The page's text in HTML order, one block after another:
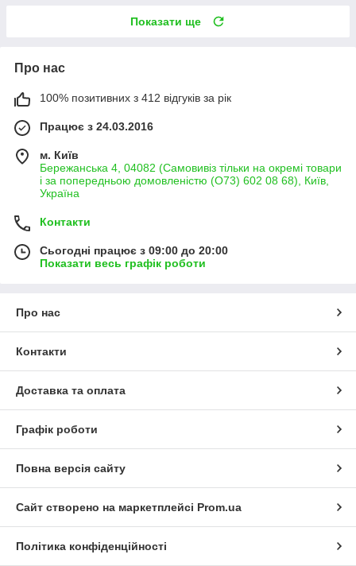
Показати ще
Про нас
100% позитивних з 412 відгуків за рік
Працює з 24.03.2016
м. Київ
Бережанська 4, 04082 (Самовивіз тільки на окремі товари
і за попередньою домовленістю (О73) 602 08 68), Київ,
Україна
Контакти
Сьогодні працює з 09:00 до 20:00
Показати весь графік роботи
Про нас
Контакти
Доставка та оплата
Графік роботи
Повна версія сайту
Сайт створено на маркетплейсі Prom.ua
Політика конфіденційності